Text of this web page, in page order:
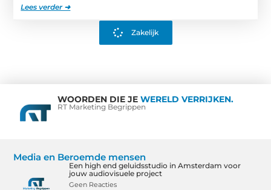
Lees verder ➜
Zakelijk
WOORDEN DIE JE WERELD VERRIJKEN.
RT Marketing Begrippen
Media en Beroemde mensen
Een high end geluidsstudio in Amsterdam voor
jouw audiovisuele project
Geen Reacties